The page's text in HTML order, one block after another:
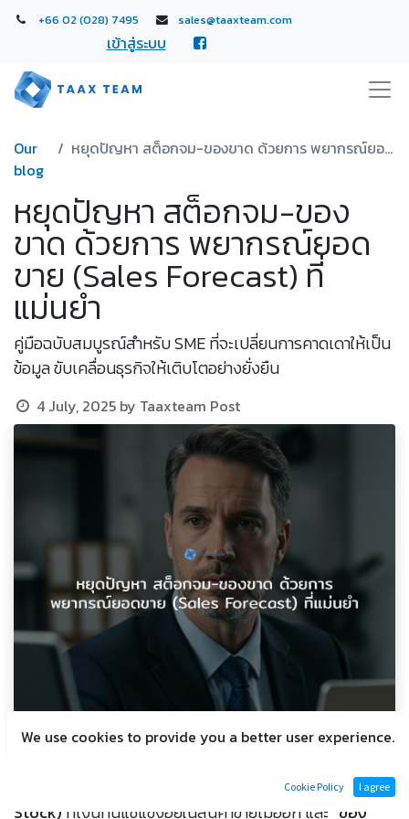
+66 02 (028) 7495 sales@taaxteam.com
เข้าสู่ระบบ
Our
blog
หยุดปัญหา สต็อกจม-ของขาด ด้วยการ พยากรณ์ยอดขาย (Sales Forecast) ที่แม่นยำ
หยุดปัญหา สต็อกจม-ของ
ขาด ด้วยการ พยากรณ์ยอด
ขาย (Sales Forecast) ที่
แม่นยำ
คู่มือฉบับสมบูรณ์สำหรับ SME ที่จะเปลี่ยนการคาดเดาให้เป็น
ข้อมูล ขับเคลื่อนธุรกิจให้เติบโตอย่างยั่งยืน
4 July, 2025 by Taaxteam Post
“สต็อกจม” (Dead
Stock) ที่เงินทุนแช่แข็งอยู่ในสินค้าขายไม่ออก และ “ของ
We use cookies to provide you a better user experience.
Cookie Policy I agree